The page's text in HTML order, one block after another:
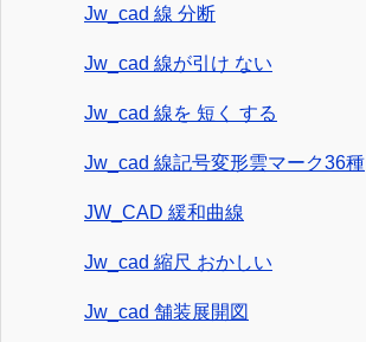
Jw_cad 線 分断
Jw_cad 線が引け ない
Jw_cad 線を 短く する
Jw_cad 線記号変形雲マーク36種
JW_CAD 緩和曲線
Jw_cad 縮尺 おかしい
Jw_cad 舗装展開図